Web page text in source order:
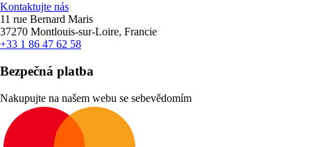
Kontaktujte nás
11 rue Bernard Maris
37270 Montlouis-sur-Loire, Francie
+33 1 86 47 62 58
Bezpečná platba
Nakupujte na našem webu se sebevědomím